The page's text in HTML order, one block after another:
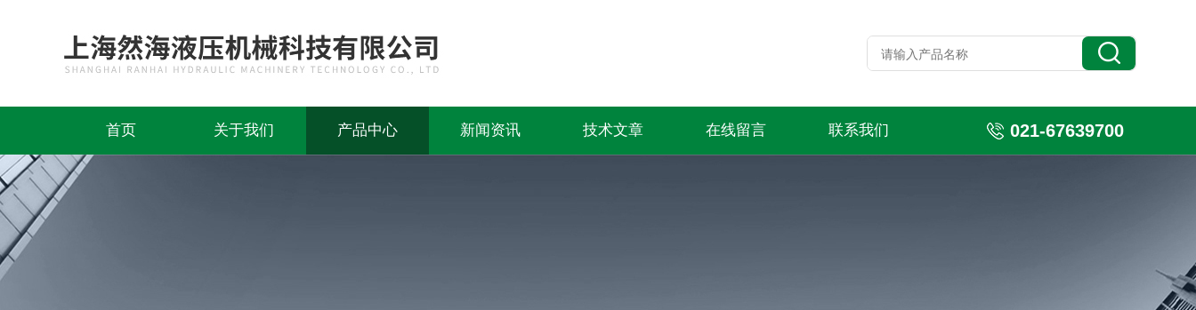
首页 关于我们 产品中心 新闻资讯 技术文章 在线留言 联系我们 021-67639700